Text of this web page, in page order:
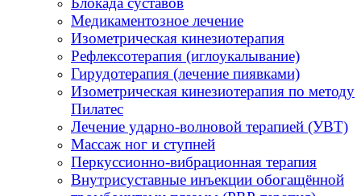
Медикаментозное лечение
Изометрическая кинезиотерапия
Рефлексотерапия (иглоукалывание)
Гирудотерапия (лечение пиявками)
Изометрическая кинезиотерапия по методу
Пилатес
Лечение ударно-волновой терапией (УВТ)
Массаж ног и ступней
Перкуссионно-вибрационная терапия
Внутрисуставные инъекции обогащённой